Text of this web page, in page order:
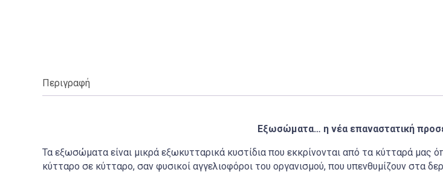
Περιγραφή
Εξωσώματα… η νέα επαναστατική
Τα εξωσώματα είναι μικρά εξωκυτταρικά κυστίδια που εκκρίνονται από τα κύτταρά
κύτταρο σε κύτταρο, σαν φυσικοί αγγελιοφόροι του οργανισμού, που υπενθυμίζουν στα